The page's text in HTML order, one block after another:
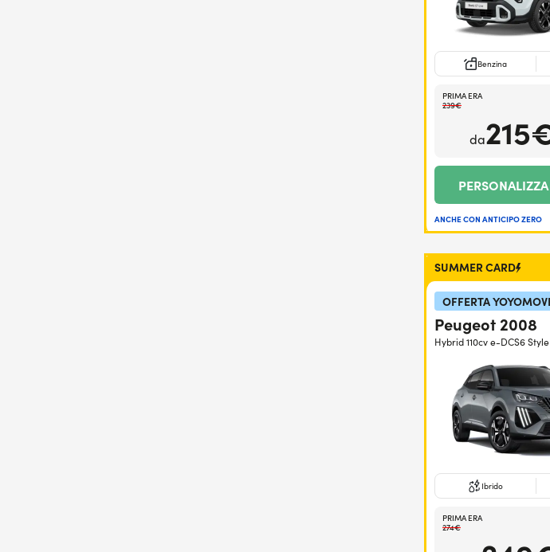
Benzina
PRIMA ERA
239€
da
PERSONALIZZA
ANCHE CON ANTICIPO ZERO
SUMMER CARD
OFFERTA
Peugeot 2008
Hybrid 110cv e-DCS6
Ibrido
PRIMA ERA
274€